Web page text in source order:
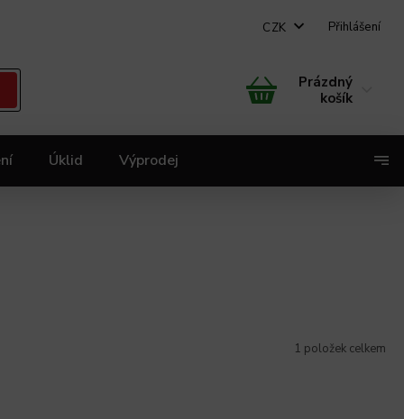
CZK Přihlášení
Prázdný
košík
Úklid Výprodej
1 položek celkem